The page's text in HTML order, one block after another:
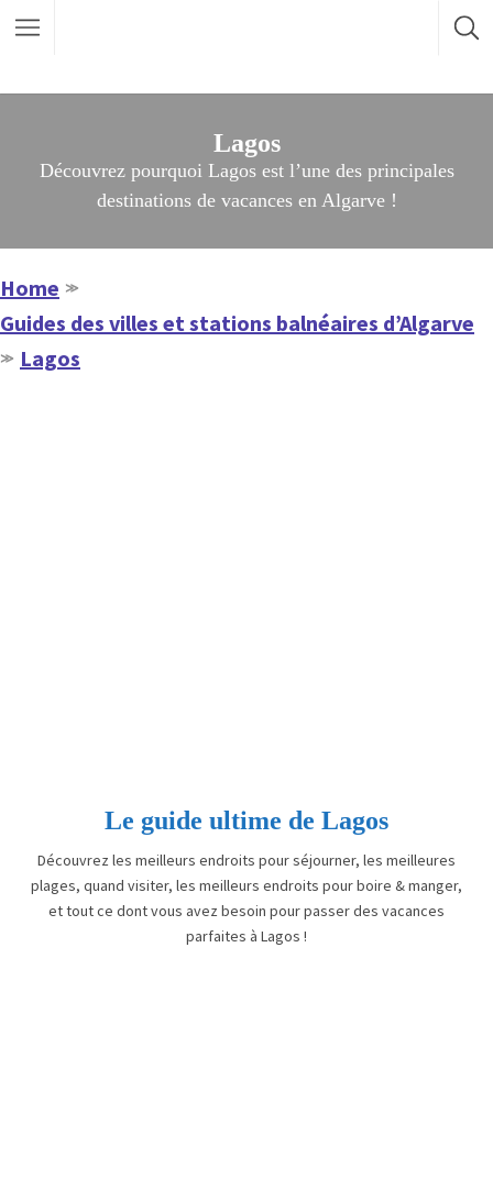
Lagos
Découvrez pourquoi Lagos est l’une des principales
destinations de vacances en Algarve !
Home ≫
Guides des villes et stations balnéaires d’Algarve
≫ Lagos
Le guide ultime de Lagos
Découvrez les meilleurs endroits pour séjourner, les meilleures
plages, quand visiter, les meilleurs endroits pour boire & manger,
et tout ce dont vous avez besoin pour passer des vacances
parfaites à Lagos !